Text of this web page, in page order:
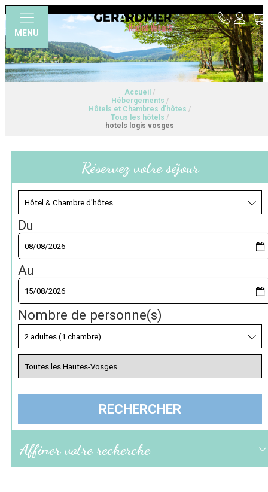
MENU
Accueil /
Hébergements /
Hôtels et Chambres d'hôtes /
Tous les hôtels /
hotels logis vosges
Réservez votre séjour
Du
Au
Nombre de personne(s)
Affiner votre recherche